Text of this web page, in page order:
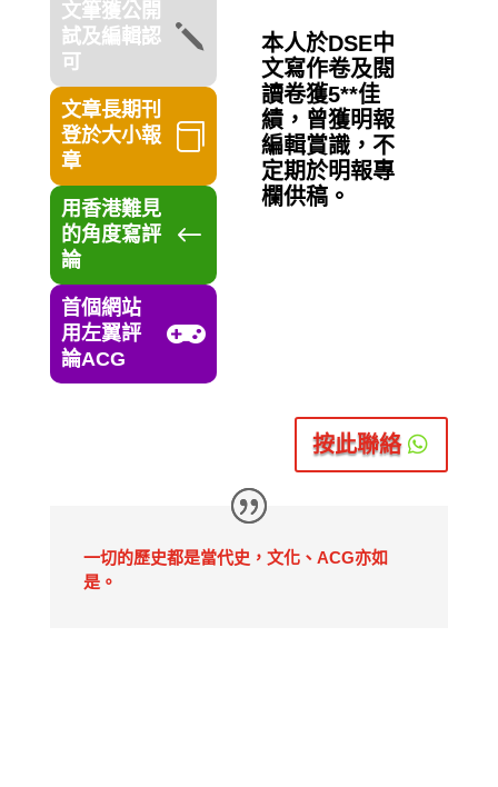
文筆獲公開
試及編輯認
可
j
文章長期刊
登於大小報
章

用香港難見
的角度寫評
論
#
首個網站
用左翼評
論ACG

本人於DSE中
文寫作卷及閱
讀卷獲5**佳
績，曾獲明報
編輯賞識，不
定期於明報專
欄供稿。
按此聯絡
一切的歷史都是當代史，文化、ACG亦如
是。